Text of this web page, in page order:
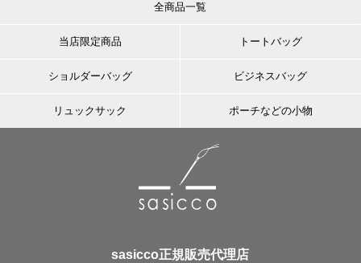
全商品一覧
当店限定商品 トートバッグ
ショルダーバッグ ビジネスバッグ
リュックサック ポーチなどの小物
sasicco正規販売代理店